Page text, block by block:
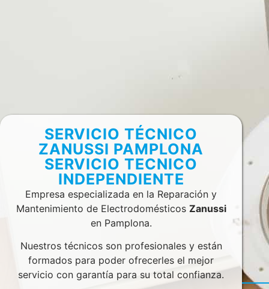
SERVICIO TÉCNICO
ZANUSSI PAMPLONA
SERVICIO TECNICO
INDEPENDIENTE
Empresa especializada en la Reparación y
Mantenimiento de Electrodomésticos Zanussi
en Pamplona.
Nuestros técnicos son profesionales y están
formados para poder ofrecerles el mejor
servicio con garantía para su total confianza.